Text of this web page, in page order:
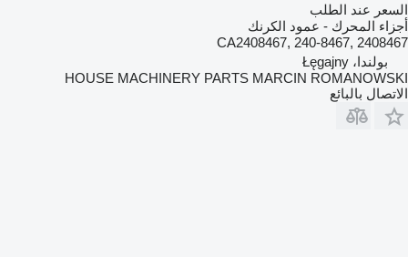
السعر عند الطلب
أجزاء المحرك - عمود الكرنك
CA2408467, 240-8467, 2408467
بولندا، Łęgajny
HOUSE MACHINERY PARTS MARCIN ROMANOWSKI
الاتصال بالبائع